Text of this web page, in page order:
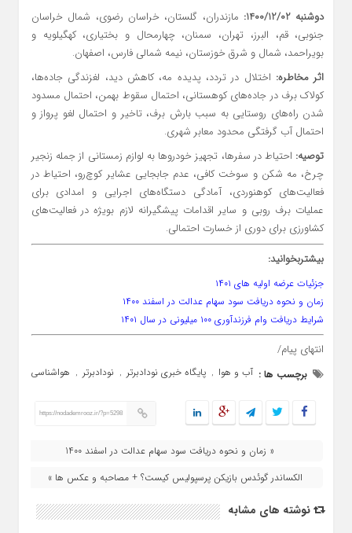
دوشنبه 1400/12/02:
مازندران، گلستان، خراسان رضوی، شمال خراسان
جنوبی، قم، البرز، تهران، سمنان، چهارمحال و بختیاری، کهگیلویه و
بویراحمد، شمال و شرق خوزستان، نیمه شمالی فارس، اصفهان.
اثر مخاطره: اختلال در تردد، پدیده مه، کاهش دید، لغزندگی جاده‌ها،
کولاک برف در جاده‌های کوهستانی، احتمال سقوط بهمن، احتمال مسدود
شدن راه‌های روستایی به سبب بارش برف، تاخیر و احتمال لغو پرواز و
احتمال آب گرفتگی محدود معابر شهری.
توصیه: احتیاط در سفرها، تجهیز خودروها به لوازم زمستانی از جمله زنجیر
چرخ، مه شکن و سوخت کافی، عدم جابجایی عشایر کوچ‌رو، احتیاط در
فعالیت‌های کوهنوردی، آمادگی دستگاه‌های اجرایی و امدادی برای
عملیات برف روبی و سایر اقدامات پیشگیرانه لازم بویژه در فعالیت‌های
کشاورزی برای دوری از خسارت احتمالی.
بیشتربخوانید:
جزئیات عرضه اولیه های ۱۴۰۱
زمان و نحوه دریافت سود سهام عدالت در اسفند ۱۴۰۰
شرایط دریافت وام فرزندآوری ۱۰۰ میلیونی در سال ۱۴۰۱
انتهای پیام/
برچسب ها : آب و هوا , پایگاه خبری نودادبرتر , نودادبرتر , هواشناسی
https://nodademrooz.ir/?p=5298
« زمان و نحوه دریافت سود سهام عدالت در اسفند 1400
الکساندر گوئدس بازیکن پرسپولیس کیست؟ + مصاحبه و عکس ها »
نوشته های مشابه